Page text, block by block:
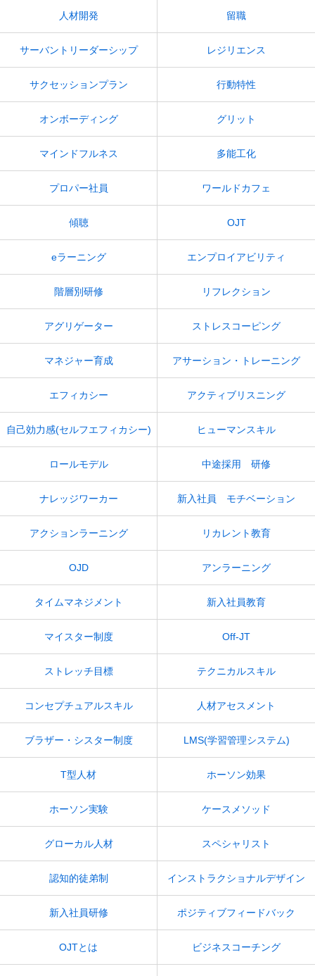
人材開発 留職
サーバントリーダーシップ レジリエンス
サクセッションプラン 行動特性
オンボーディング グリット
マインドフルネス 多能工化
プロパー社員 ワールドカフェ
傾聴 OJT
eラーニング エンプロイアビリティ
階層別研修 リフレクション
アグリゲーター ストレスコーピング
マネジャー育成 アサーション・トレーニング
エフィカシー アクティブリスニング
自己効力感(セルフエフィカシー) ヒューマンスキル
ロールモデル 中途採用 研修
ナレッジワーカー 新入社員 モチベーション
アクションラーニング リカレント教育
OJD アンラーニング
タイムマネジメント 新入社員教育
マイスター制度 Off-JT
ストレッチ目標 テクニカルスキル
コンセプチュアルスキル 人材アセスメント
ブラザー・シスター制度 LMS(学習管理システム)
T型人材 ホーソン効果
ホーソン実験 ケースメソッド
グローカル人材 スペシャリスト
認知的徒弟制 インストラクショナルデザイン
新入社員研修 ポジティブフィードバック
OJTとは ビジネスコーチング